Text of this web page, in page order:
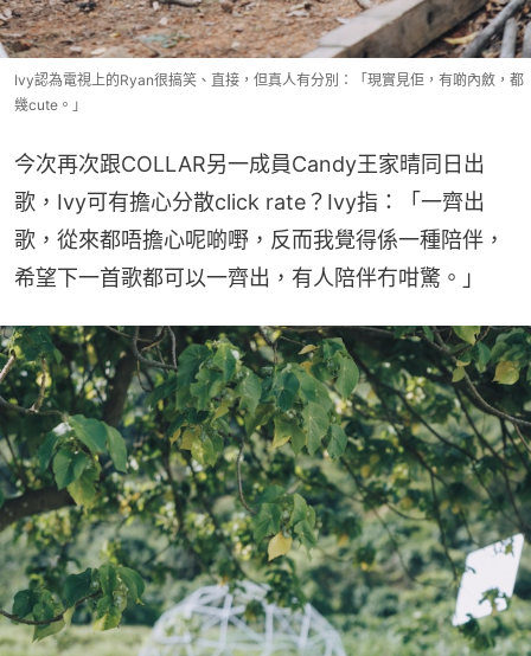
Ivy認為電視上的Ryan很搞笑、直接，但真人有分別：「現實見佢，有啲內斂，都
幾cute。」
今次再次跟COLLAR另一成員Candy王家晴同日出
歌，Ivy可有擔心分散click rate？Ivy指：「一齊出
歌，從來都唔擔心呢啲嘢，反而我覺得係一種陪伴，
希望下一首歌都可以一齊出，有人陪伴冇咁驚。」